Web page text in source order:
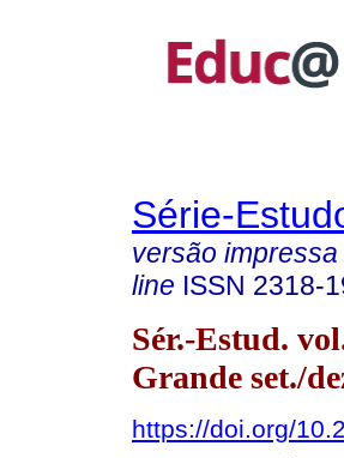
Série-
versão impressa
line ISSN 2318-
Sér.-Estud.
Grande set./
https://doi.org/